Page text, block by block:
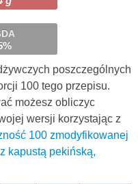
poszczególnych
100 tego przepisu.
możesz obliczyc
wersji korzystając z
100 zmodyfikowanej
kapustą pekińską,